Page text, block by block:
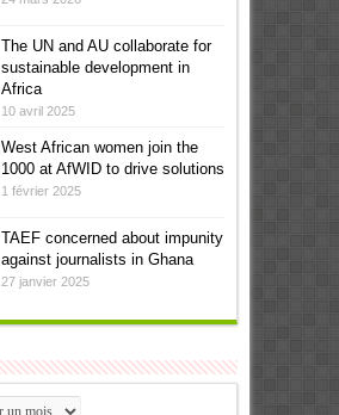
The UN and AU collaborate for
sustainable development in
Africa
10 avril 2025
West African women join the
1000 at AfWID to drive solutions
1 février 2025
TAEF concerned about impunity
against journalists in Ghana
27 janvier 2025